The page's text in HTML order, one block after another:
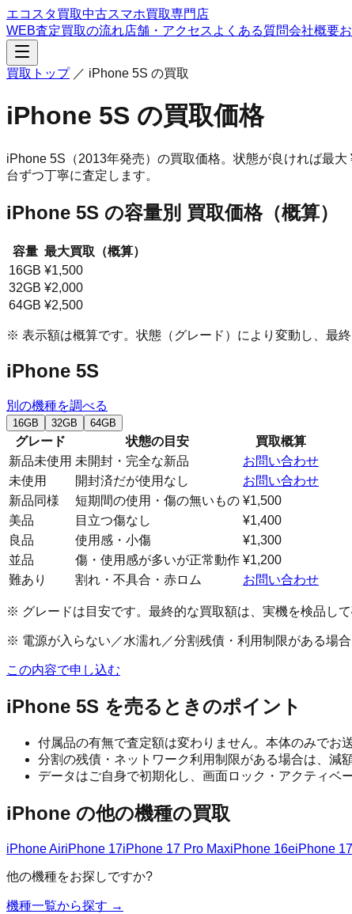
エコスタ買取中古スマホ買取専門店
WEB査定買取の流れ店舗・アクセス よくある質問会社概要
買取トップ／ iPhone 5S の買取
iPhone 5S の買取価格
iPhone 5S （2013年発売） の買取価格。 状態が良ければ最大
台ずつ丁寧に査定します。
iPhone 5S の容量別 買取価格（概算）
容量 最大買取（概算）
16GB ¥1,500
32GB ¥2,000
64GB ¥2,500
※ 表示額は概算です。状態（グレード）により変動し、最
iPhone 5S
別の機種を調べる
16GB 32GB 64GB
グレード 状態の目安
買取概算
新品未使用 未開封・完全な新品
お問い合わせ
未使用
開封済だが使用なし
お問い合わせ
新品同様
短期間の使用・傷の無いもの ¥1,500
美品
目立つ傷なし
¥1,400
良品
使用感・小傷
¥1,300
並品
傷・使用感が多いが正常動作 ¥1,200
難あり
割れ・不具合・赤ロム お問い合わせ
※ グレードは目安です。最終的な買取額は、実機を検品して
※ 電源が入らない／水濡れ／分割残債・利用制限がある場
この内容で申し込む
iPhone 5S を売るときのポイント
付属品の有無で査定額は変わりません。本体のみでお
分割の残債・ネットワーク利用制限がある場合は、減
データはご自身で初期化し、画面ロック・アクティベ
iPhone の他の機種の買取
iPhone AiriPhone 17iPhone 17 Pro MaxiPhone 16eiPhone
他の機種をお探しですか?
機種一覧から探す →